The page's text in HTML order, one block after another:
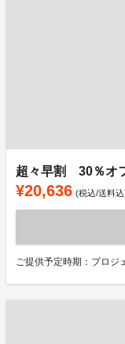
超々早割 30％オ
¥20,636 (税込/送料込
ご提供予定時期：プロジ